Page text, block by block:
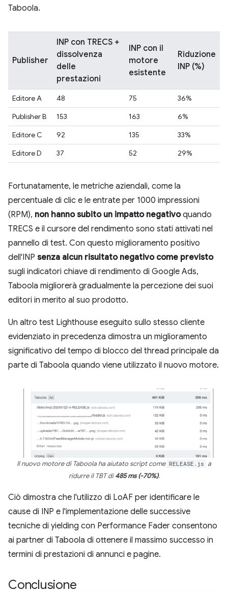
Taboola.
Publisher
INP con TRECS +
dissolvenza
delle
prestazioni
INP con il
motore
esistente
Riduzione
INP (%)
Editore A 48 75
36%
Publisher B
153 163
6%
Editore C
92 135
33%
Editore D
37 52 29%
Fortunatamente, le metriche aziendali, come la
percentuale di clic e le entrate per 1000 impressioni
(RPM), non hanno subito un impatto negativoquando
TRECS e il cursore del rendimento sono stati attivati nel
pannello di test. Con questo miglioramento positivo
dell'INP senza alcun risultato negativo come previsto
sugli indicatori chiave di rendimento di Google Ads,
Taboola migliorerà gradualmente la percezione dei suoi
editori in merito al suo prodotto.
Un altro test Lighthouse eseguito sullo stesso cliente
evidenziato in precedenza dimostra un miglioramento
significativo del tempo di blocco del thread principale da
parte di Taboola quando viene utilizzato il nuovo motore.
Il nuovo motore di Taboola ha aiutato script come RELEASE.js a
ridurre il TBT di485 ms (-70%).
Ciò dimostra che l'utilizzo di LoAF per identificare le
cause di INP e l'implementazione delle successive
tecniche di yielding con Performance Fader consentono
ai partner di Taboola di ottenere il massimo successo in
termini di prestazioni di annunci e pagine.
Conclusione